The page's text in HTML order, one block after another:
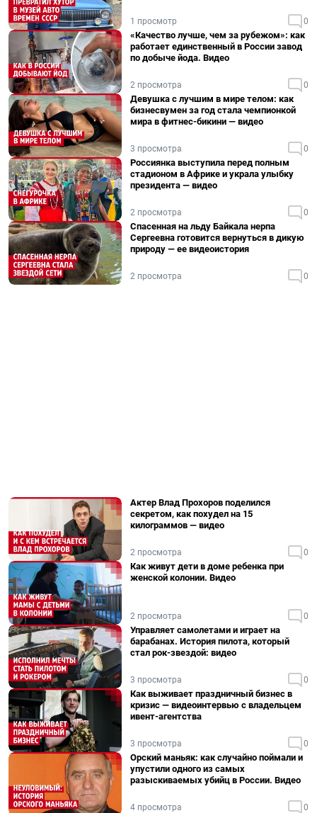
1 просмотр 0
«Качество лучше, чем за рубежом»: как
работает единственный в России завод
по добыче йода. Видео
2 просмотра 0
Девушка с лучшим в мире телом: как
бизнесвумен за год стала чемпионкой
мира в фитнес-бикини — видео
3 просмотра 0
Россиянка выступила перед полным
стадионом в Африке и украла улыбку
президента — видео
2 просмотра 0
Спасенная на льду Байкала нерпа
Сергеевна готовится вернуться в дикую
природу — ее видеоистория
2 просмотра 0
Актер Влад Прохоров поделился
секретом, как похудел на 15
килограммов — видео
2 просмотра 0
Как живут дети в доме ребенка при
женской колонии. Видео
2 просмотра 0
Управляет самолетами и играет на
барабанах. История пилота, который
стал рок-звездой: видео
3 просмотра 0
Как выживает праздничный бизнес в
кризис — видеоинтервью с владельцем
ивент-агентства
3 просмотра 0
Орский маньяк: как случайно поймали и
упустили одного из самых
разыскиваемых убийц в России. Видео
4 просмотра 0